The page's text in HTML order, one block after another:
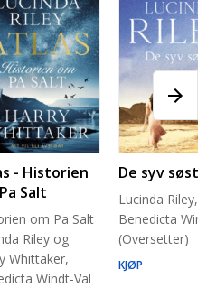
- Historien
Salt
om Pa Salt
Riley og
Whittaker,
Windt-Val
De syv søstre
Lucinda Riley,
Benedicta
(Oversetter)
KJØP